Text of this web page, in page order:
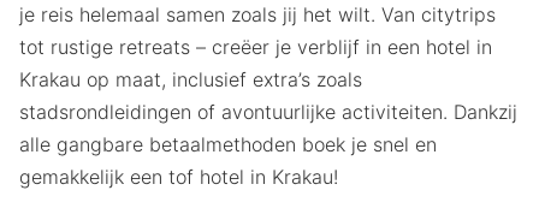
je reis helemaal samen zoals jij het wilt. Van citytrips
tot rustige retreats – creëer je verblijf in een hotel in
Krakau op maat, inclusief extra’s zoals
stadsrondleidingen of avontuurlijke activiteiten. Dankzij
alle gangbare betaalmethoden boek je snel en
gemakkelijk een tof hotel in Krakau!